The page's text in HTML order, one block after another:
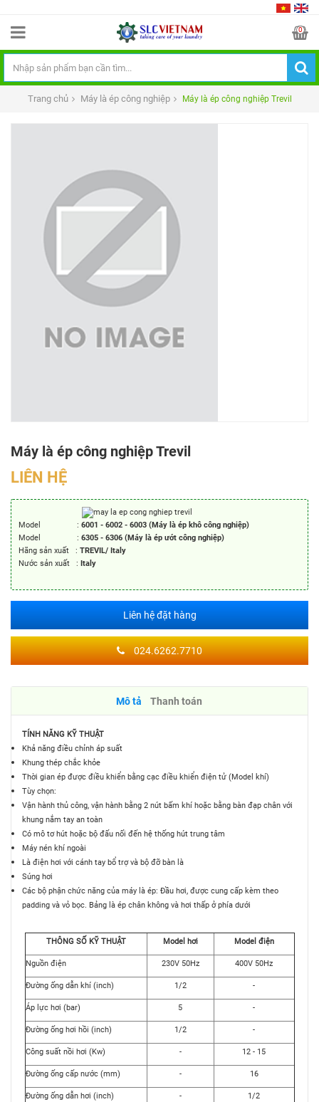
0
Trang chủ Máy là ép công nghiệp Máy là ép công nghiệp Trevil
Máy là ép công nghiệp Trevil
LIÊN HỆ
Model : 6001 - 6002 - 6003 (Máy là ép khô công nghiệp)
Model : 6305 - 6306 (Máy là ép ướt công nghiệp)
Hãng sản xuất : TREVIL/ Italy
Nước sản xuất : Italy
Liên hệ đặt hàng
024.6262.7710
Mô tả Thanh toán
TÍNH NĂNG KỸ THUẬT
Khả năng điều chỉnh áp suất
Khung thép chắc khỏe
Thời gian ép được điều khiển bằng cạc điều khiển điện tử (Model khí)
Tùy chọn:
Vận hành thủ công, vận hành bằng 2 nút bấm khí hoặc bằng bàn đạp chân với
khung nắm tay an toàn
Có mô tơ hút hoặc bộ đấu nối đến hệ thống hút trung tâm
Máy nén khí ngoài
Là điện hơi với cánh tay bổ trợ và bộ đỡ bàn là
Súng hơi
Các bộ phận chức năng của máy là ép: Đầu hơi, được cung cấp kèm theo
padding và vỏ bọc. Bảng là ép chân không và hơi thấp ở phía dưới
THÔNG SỐ KỸ THUẬT Model hơi Model điện
Nguồn điện 230V 50Hz 400V 50Hz
Đường ống dẫn khí (inch) 1/2 -
Áp lực hơi (bar) 5 -
Đường ống hơi hồi (inch) 1/2 -
Công suất nồi hơi (Kw) - 12 - 15
Đường ống cấp nước (mm) - 16
Đường ống dẫn hơi (inch) - 1/2